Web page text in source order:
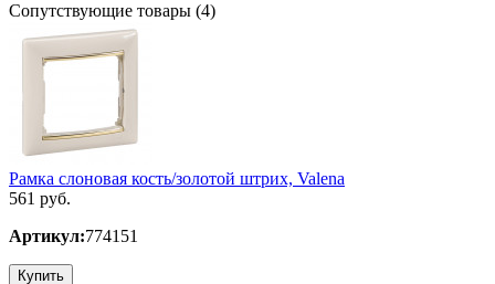
Сопутствующие товары (4)
Рамка слоновая кость/золотой штрих, Valena
561 руб.
Артикул:774151
Купить